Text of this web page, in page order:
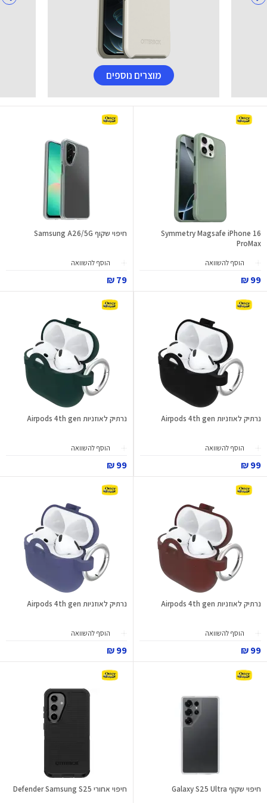
מוצרים נוספים
Symmetry Magsafe iPhone 16
ProMax
הוסף להשוואה
99 ₪
חיפוי שקוף Samsung A26/5G
הוסף להשוואה
79 ₪
נרתיק לאוזניות Airpods 4th gen
הוסף להשוואה
99 ₪
נרתיק לאוזניות Airpods 4th gen
הוסף להשוואה
99 ₪
נרתיק לאוזניות Airpods 4th gen
הוסף להשוואה
99 ₪
נרתיק לאוזניות Airpods 4th gen
הוסף להשוואה
99 ₪
חיפוי שקוף Galaxy S25 Ultra חיפוי אחורי Defender Samsung S25